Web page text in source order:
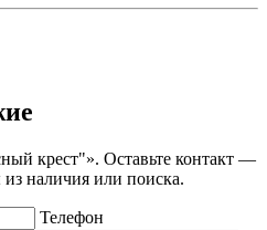
крест"». Оставьте контакт —
наличия или поиска.
Телефон